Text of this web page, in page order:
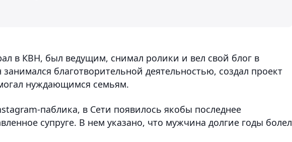
в КВН, был ведущим, снимал ролики и вел свой блог в
благотворительной деятельностью, создал проект
нуждающимся семьям.
паблика, в Сети появилось якобы последнее
супруге. В нем указано, что мужчина долгие годы болел